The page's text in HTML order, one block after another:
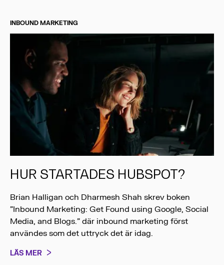
INBOUND MARKETING
HUR STARTADES HUBSPOT?
Brian Halligan och Dharmesh Shah skrev boken
”Inbound Marketing: Get Found using Google, Social
Media, and Blogs.” där inbound marketing först
användes som det uttryck det är idag.
LÄS MER